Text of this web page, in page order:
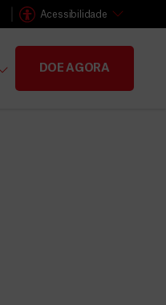
Acessibilidade
DOE AGORA